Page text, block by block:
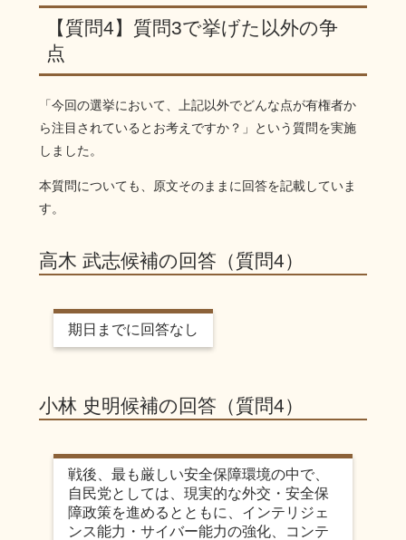
【質問4】質問3で挙げた以外の争
点
「今回の選挙において、上記以外でどんな点が有権者か
ら注目されているとお考えですか？」という質問を実施
しました。
本質問についても、原文そのままに回答を記載していま
す。
高木 武志候補の回答（質問4）
期日までに回答なし
小林 史明候補の回答（質問4）
戦後、最も厳しい安全保障環境の中で、
自民党としては、現実的な外交・安全保
障政策を進めるとともに、インテリジェ
ンス能力・サイバー能力の強化、コンテ